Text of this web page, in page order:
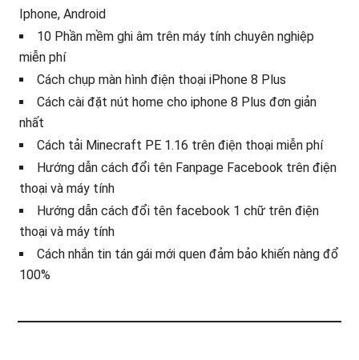
Iphone, Android
10 Phần mềm ghi âm trên máy tính chuyên nghiệp
miễn phí
Cách chụp màn hình điện thoại iPhone 8 Plus
Cách cài đặt nút home cho iphone 8 Plus đơn giản
nhất
Cách tải Minecraft PE 1.16 trên điện thoại miễn phí
Hướng dẫn cách đổi tên Fanpage Facebook trên điện
thoại và máy tính
Hướng dẫn cách đổi tên facebook 1 chữ trên điện
thoại và máy tính
Cách nhắn tin tán gái mới quen đảm bảo khiến nàng đổ
100%